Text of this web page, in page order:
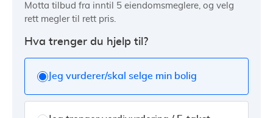
Motta tilbud fra inntil 5 eiendomsmeglere, og velg
rett megler til rett pris.
Hva trenger du hjelp til?
Jeg vurderer/skal selge min bolig